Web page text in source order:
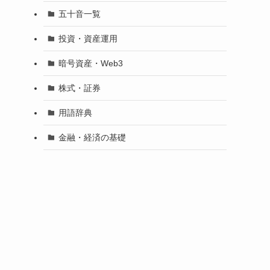
五十音一覧
投資・資産運用
暗号資産・Web3
株式・証券
用語辞典
金融・経済の基礎